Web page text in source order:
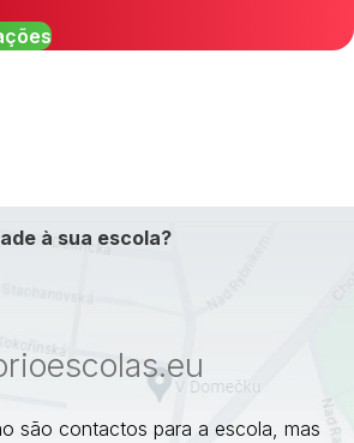
à sua escola?
são contactos para a escola, mas